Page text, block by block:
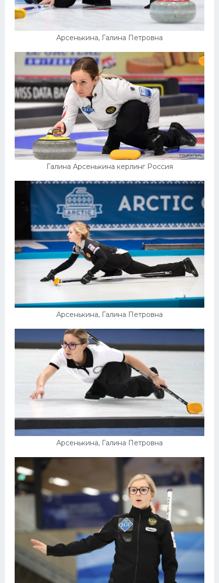
Арсенькина, Галина Петровна
Галина Арсенькина керлинг Россия
Арсенькина, Галина Петровна
Арсенькина, Галина Петровна